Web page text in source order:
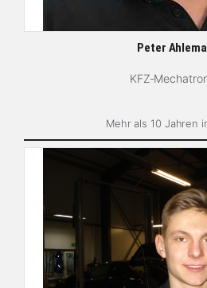
Peter
KFZ-
Mehr als 10 Jahren